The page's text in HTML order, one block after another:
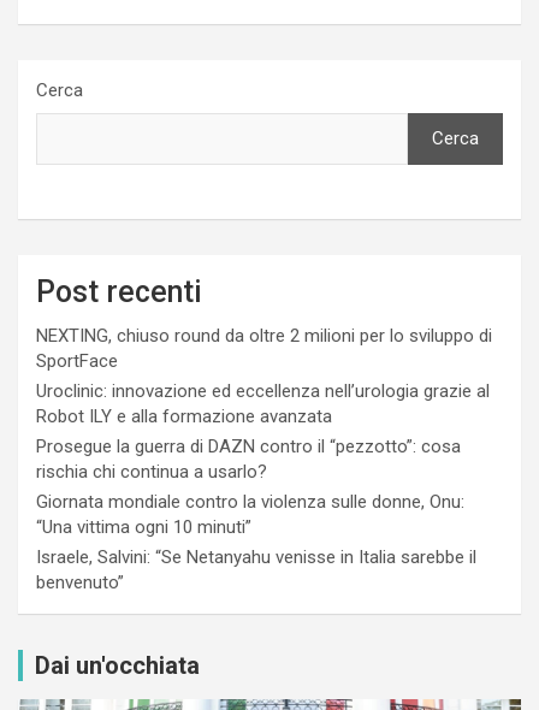
Cerca
Cerca
Post recenti
NEXTING, chiuso round da oltre 2 milioni per lo sviluppo di
SportFace
Uroclinic: innovazione ed eccellenza nell’urologia grazie al
Robot ILY e alla formazione avanzata
Prosegue la guerra di DAZN contro il “pezzotto”: cosa
rischia chi continua a usarlo?
Giornata mondiale contro la violenza sulle donne, Onu:
“Una vittima ogni 10 minuti”
Israele, Salvini: “Se Netanyahu venisse in Italia sarebbe il
benvenuto”
Dai un'occhiata